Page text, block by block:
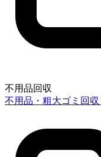
不用品回収
不用品・粗大ゴミ回収